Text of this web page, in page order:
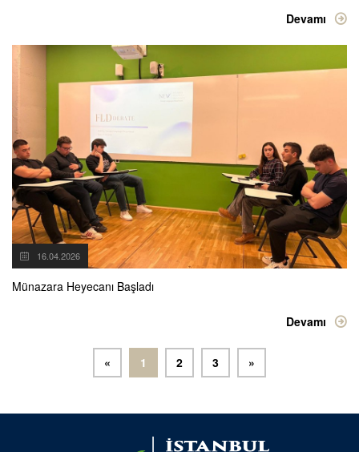
Devamı
16.04.2026
Münazara Heyecanı Başladı
Devamı
« 1 2 3 »